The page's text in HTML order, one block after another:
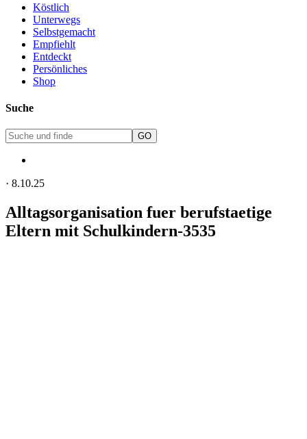
Köstlich
Unterwegs
Selbstgemacht
Empfiehlt
Entdeckt
Persönliches
Shop
Suche
· 8.10.25
Alltagsorganisation fuer berufstaetige
Eltern mit Schulkindern-3535